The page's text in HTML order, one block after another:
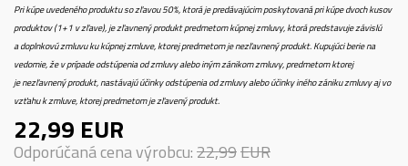
Pri kúpe uvedeného produktu so zľavou 50%, ktorá je predávajúcim poskytovaná pri kúpe dvoch kusov
produktov (1+1 v zľave), je zľavnený produkt predmetom kúpnej zmluvy, ktorá predstavuje závislú
a doplnkovú zmluvu ku kúpnej zmluve, ktorej predmetom je nezľavnený produkt. Kupujúci berie na
vedomie, že v prípade odstúpenia od zmluvy alebo iným zánikom zmluvy, predmetom ktorej
je nezľavnený produkt, nastávajú účinky odstúpenia od zmluvy alebo účinky iného zániku zmluvy aj vo
vzťahu k zmluve, ktorej predmetom je zľavený produkt.
22,99 EUR
Odporúčaná cena výrobcu:22,99EUR